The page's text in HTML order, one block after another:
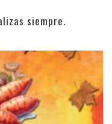
siempre.